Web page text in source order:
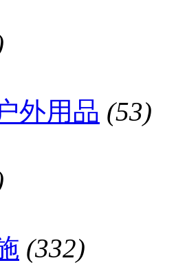
外用品 (53)
(332)